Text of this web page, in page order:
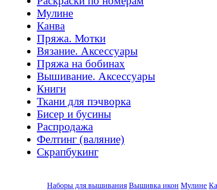
Мулине
Канва
Пряжа. Мотки
Вязание. Аксессуары
Пряжа на бобинах
Вышивание. Аксессуары
Книги
Ткани для пэчворка
Бисер и бусины
Распродажа
Фелтинг (валяние)
Скрапбукинг
Наборы для вышивания Вышивка икон Мулине